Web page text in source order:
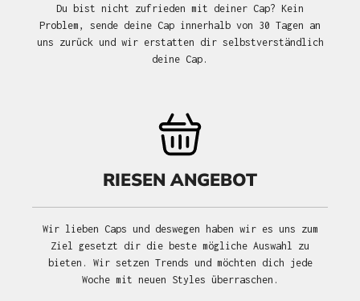
Du bist nicht zufrieden mit deiner Cap? Kein
Problem, sende deine Cap innerhalb von 30 Tagen an
uns zurück und wir erstatten dir selbstverständlich
deine Cap.
RIESEN ANGEBOT
Wir lieben Caps und deswegen haben wir es uns zum
Ziel gesetzt dir die beste mögliche Auswahl zu
bieten. Wir setzen Trends und möchten dich jede
Woche mit neuen Styles überraschen.